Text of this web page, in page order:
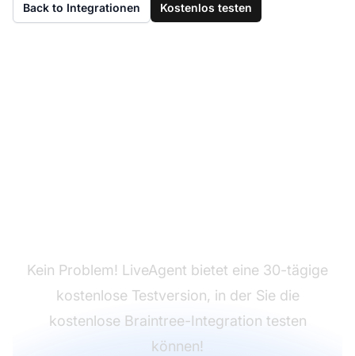
Back to Integrationen Kostenlos testen
Kein Problem! LiveAgent bietet eine 30-tägige
kostenlose Testversion, in der Sie die
kostenlose Braintree-Integration testen
können!